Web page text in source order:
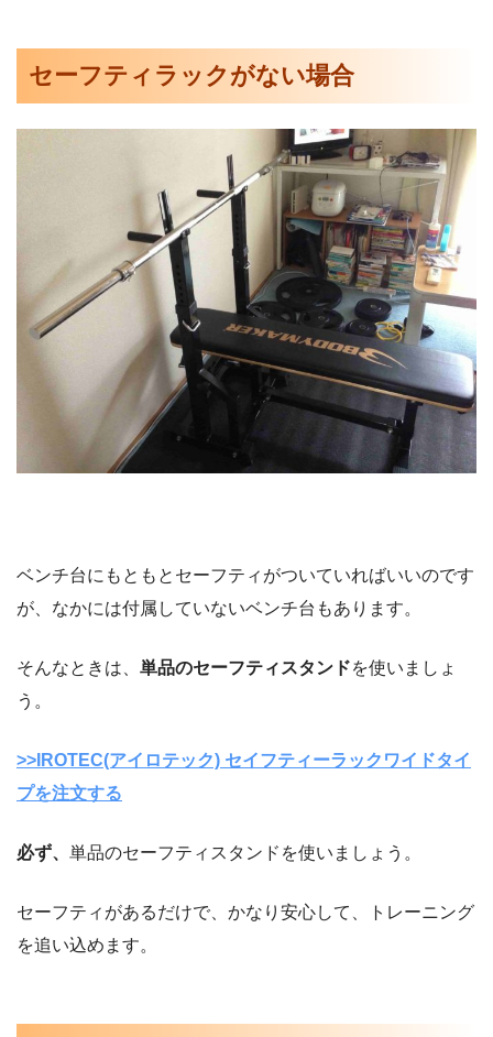
セーフティラックがない場合
ベンチ台にもともとセーフティがついていればいいのです
が、なかには付属していないベンチ台もあります。
そんなときは、 単品のセーフティスタンドを使いましょ
う。
>>IROTEC(アイロテック) セイフティーラックワイドタイ
プを注文する
必ず、 単品のセーフティスタンドを使いましょう。
セーフティがあるだけで、かなり安心して、トレーニング
を追い込めます。